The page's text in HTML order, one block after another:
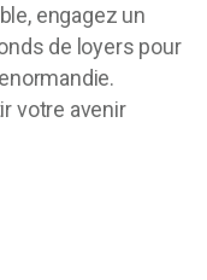
engagez un
de loyers pour
votre avenir